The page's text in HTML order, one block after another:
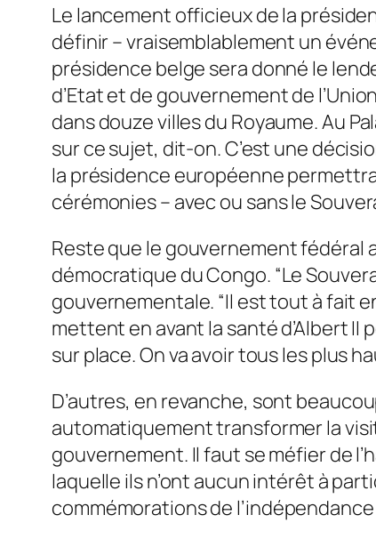
Le lancement officieux de la
définir – vraisemblablement un
présidence belge sera donné le
d’Etat et de gouvernement de
dans douze villes du Royaume. Au
sur ce sujet, dit-on. C’est une
la présidence européenne
cérémonies – avec ou sans le
Reste que le gouvernement fédéral
démocratique du Congo. “Le
gouvernementale. “Il est tout à fait
mettent en avant la santé d’Albert II
sur place. On va avoir tous les plus
D’autres, en revanche, sont
automatiquement transformer la
gouvernement. Il faut se méfier de
laquelle ils n’ont aucun intérêt à
commémorations de